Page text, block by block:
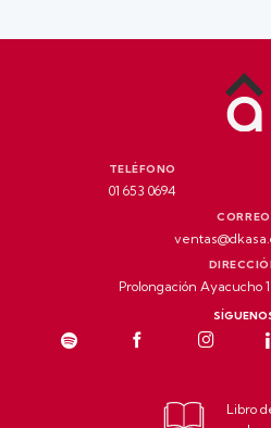
TELÉFONO
01 653 0694
CORREO
Prolongación Ayacucho
Libro